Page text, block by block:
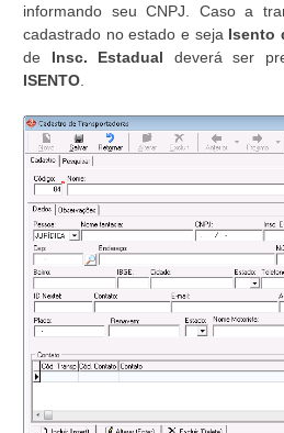
informando seu CNPJ. Caso a
cadastrado no estado e seja Isento
de Insc. Estadual deverá ser
ISENTO